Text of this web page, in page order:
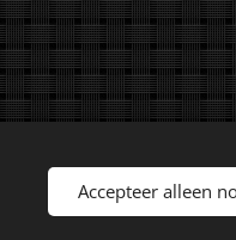
Alle rechten
Accepteer alleen